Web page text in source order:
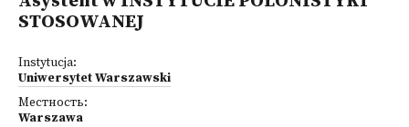
STOSOWANEJ
Instytucja:
Uniwersytet Warszawski
Местность:
Warszawa